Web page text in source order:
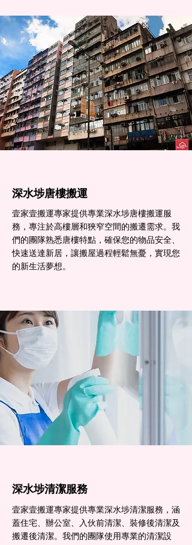
深水埗​唐樓搬運
壹家壹搬運專家提供專業深水埗唐樓搬運服
務，專注於高樓層和狹窄空間的搬遷需求。我
們的團隊熟悉唐樓特點，確保您的物品安全、
快速送達新居，讓搬屋過程輕鬆無憂，實現您
的新生活夢想。
深水埗清潔服務
壹家壹搬運專家提供專業深水埗清潔服務，涵
蓋住宅、辦公室、入伙前清潔、裝修後清潔及
搬遷後清潔。我們的團隊使用專業的清潔設